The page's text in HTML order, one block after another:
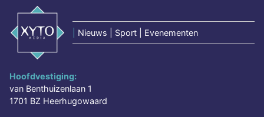
Nieuws | Sport | Evenementen
Hoofdvestiging:
van Benthuizenlaan 1
1701 BZ Heerhugowaard